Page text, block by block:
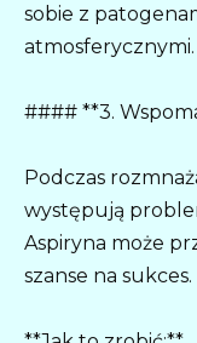
sobie z
atmosferycznymi.
#### **3.
Podczas
występują
Aspiryna może
szanse na sukces.